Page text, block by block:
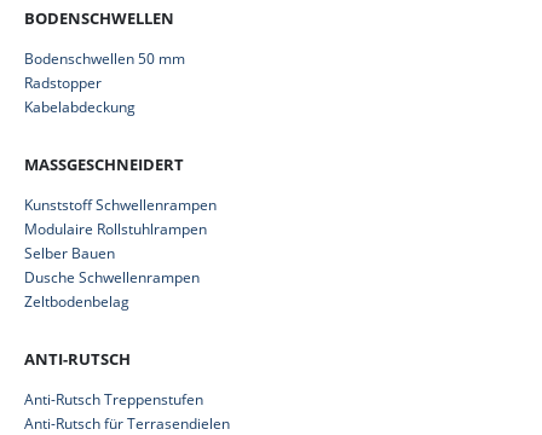
BODENSCHWELLEN
Bodenschwellen 50 mm
Radstopper
Kabelabdeckung
MASSGESCHNEIDERT
Kunststoff Schwellenrampen
Modulaire Rollstuhlrampen
Selber Bauen
Dusche Schwellenrampen
Zeltbodenbelag
ANTI-RUTSCH
Anti-Rutsch Treppenstufen
Anti-Rutsch für Terrasendielen